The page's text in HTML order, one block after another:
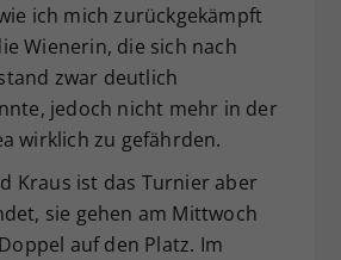
ich mich zurückgekämpft
Wienerin, die sich nach
zwar deutlich
jedoch nicht mehr in der
wirklich zu gefährden.
Kraus ist das Turnier aber
sie gehen am Mittwoch
auf den Platz. Im